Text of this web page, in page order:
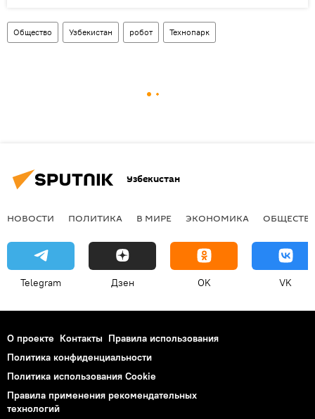
Общество Узбекистан робот Технопарк
Узбекистан
НОВОСТИ ПОЛИТИКА В МИРЕ ЭКОНОМИКА
Telegram Дзен OK VK
О проекте Контакты Правила использования
Политика конфиденциальности
Политика использования Cookie
Правила применения рекомендательных
технологий